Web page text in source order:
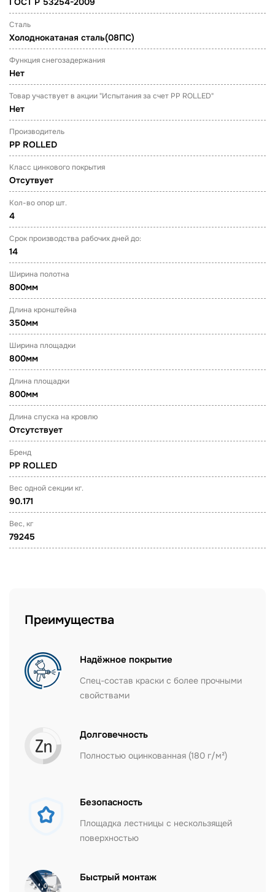
Сталь
Холоднокатаная сталь(08ПС)
Функция снегозадержания
Нет
Товар участвует в акции "Испытания за счет PP ROLLED"
Нет
Производитель
PP ROLLED
Класс цинкового покрытия
Отсутвует
Кол-во опор шт.
4
Срок производства рабочих дней до:
14
Ширина полотна
800мм
Длина кронштейна
350мм
Ширина площадки
800мм
Длина площадки
800мм
Длина спуска на кровлю
Отсутствует
Бренд
PP ROLLED
Вес одной секции кг.
90.171
Вес, кг
79245
Преимущества
Надёжное покрытие
Спец-состав краски с более прочными
свойствами
Долговечность
Полностью оцинкованная (180 г/м²)
Безопасность
Площадка лестницы с нескользящей
поверхностью
Быстрый монтаж